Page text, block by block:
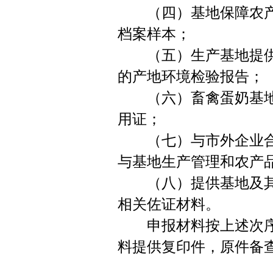
（四）基地保障农产
档案样本；
（五）生产基地提供
的产地环境检验报告；
（六）畜禽蛋奶基地
用证；
（七）与市外企业合
与基地生产管理和农产
（八）提供基地及其
相关佐证材料。
申报材料按上述次序
料提供复印件，原件备